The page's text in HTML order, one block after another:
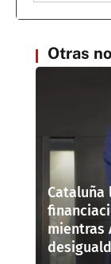
Otras
Cataluña
mientras